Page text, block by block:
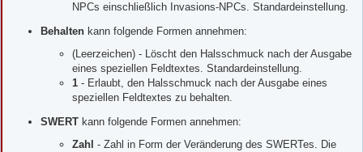
NPCs einschließlich Invasions-NPCs. Standardeinstellung.
Behalten kann folgende Formen annehmen:
(Leerzeichen) - Löscht den Halsschmuck nach der Ausgabe
eines speziellen Feldtextes. Standardeinstellung.
1 - Erlaubt, den Halsschmuck nach der Ausgabe eines
speziellen Feldtextes zu behalten.
SWERT kann folgende Formen annehmen:
Zahl - Zahl in Form der Veränderung des SWERTes. Die